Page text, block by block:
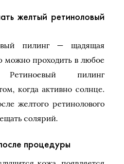
желтый ретиноловый
пилинг — щадящая
можно проходить в любое
пилинг
когда активно солнце.
желтого ретинолового
солярий.
процедуры